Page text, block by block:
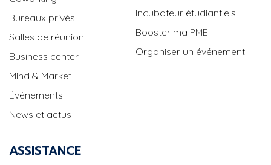
Bureaux privés
Salles de réunion
Business center
Mind & Market
Événements
News et actus
Incubateur étudiant·e·s
Booster ma PME
Organiser un événement
ASSISTANCE